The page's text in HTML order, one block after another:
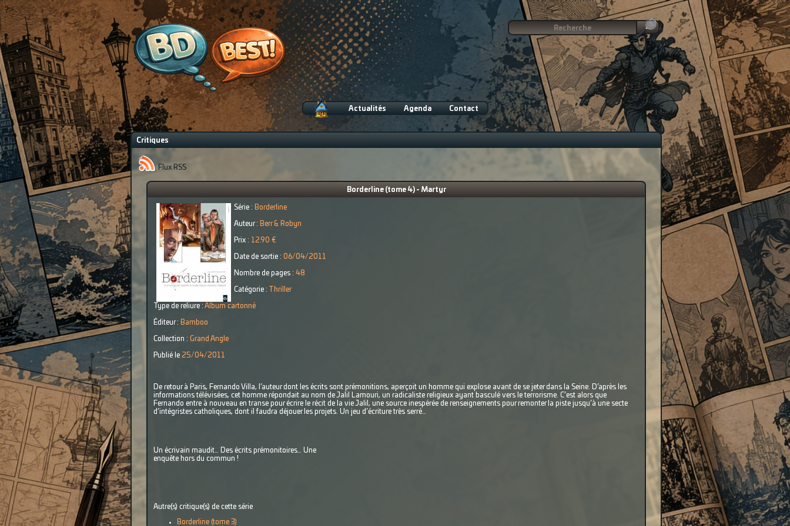
?>
Actualités Agenda Contact
Critiques
Flux RSS
Borderline (tome 4) - Martyr
Série : Borderline
Auteur : Berr & Robyn
Prix : 12.90 €
Date de sortie : 06/04/2011
Nombre de pages : 48
Catégorie : Thriller
Type de reliure : Album cartonné
Éditeur : Bamboo
Collection : Grand Angle
Publié le 25/04/2011
De retour à Paris, Fernando Villa, l’auteur dont les écrits sont prémonitions, aperçoit un homme qui explose avant de se jeter dans la Seine. D’après les
informations télévisées, cet homme répondait au nom de Jalil Lamouri, un radicaliste religieux ayant basculé vers le terrorisme. C’est alors que
Fernando entre à nouveau en transe pour écrire le récit de la vie Jalil, une source inespérée de renseignements pour remonter la piste jusqu’à une secte
d’intégristes catholiques, dont il faudra déjouer les projets. Un jeu d’écriture très serré…
Un écrivain maudit… Des écrits prémonitoires… Une
enquête hors du commun !
Autre(s) critique(s) de cette série
Borderline (tome 3)